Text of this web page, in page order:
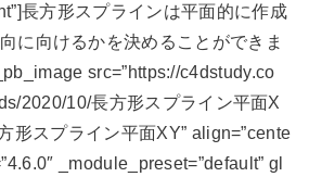
長方形スプラインは平面的に作成
に向けるかを決めることができま
src=”https://c4dstudy.co
2020/10/長方形スプライン平面X
形スプライン平面XY” align=”cente
_module_preset=”default” gl